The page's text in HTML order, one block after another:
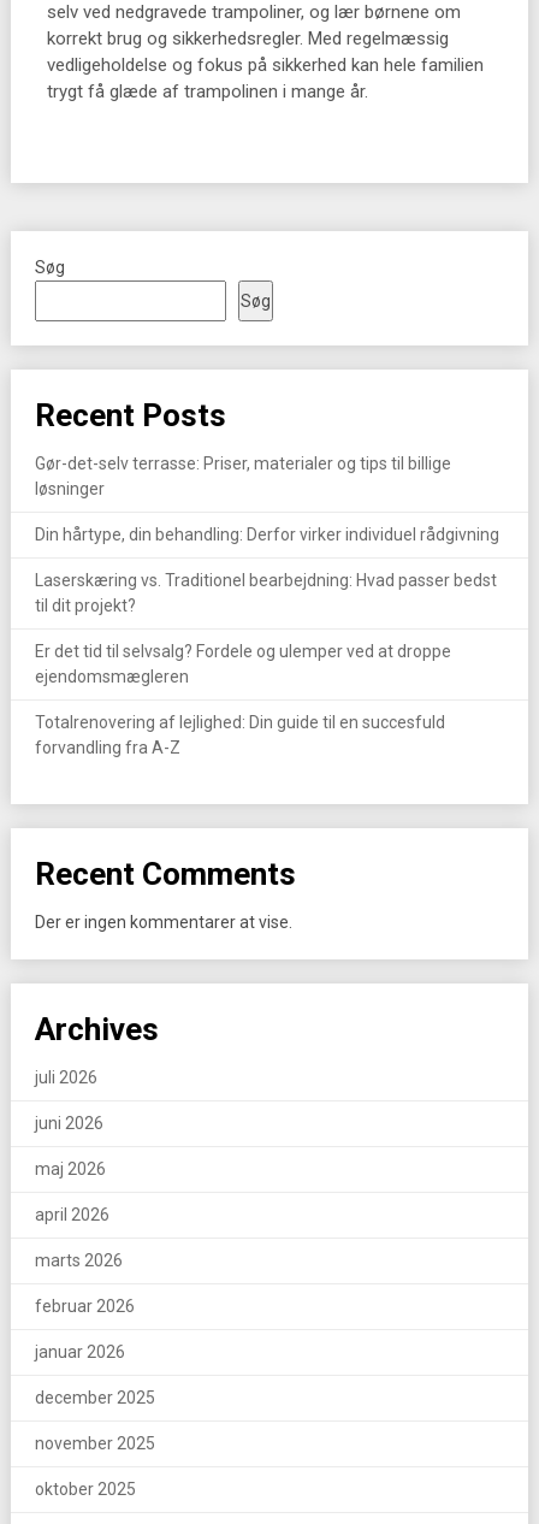
selv ved nedgravede trampoliner, og lær børnene om
korrekt brug og sikkerhedsregler. Med regelmæssig
vedligeholdelse og fokus på sikkerhed kan hele familien
trygt få glæde af trampolinen i mange år.
Søg
Søg
Recent Posts
Gør-det-selv terrasse: Priser, materialer og tips til billige
løsninger
Din hårtype, din behandling: Derfor virker individuel rådgivning
Laserskæring vs. Traditionel bearbejdning: Hvad passer bedst
til dit projekt?
Er det tid til selvsalg? Fordele og ulemper ved at droppe
ejendomsmægleren
Totalrenovering af lejlighed: Din guide til en succesfuld
forvandling fra A-Z
Recent Comments
Der er ingen kommentarer at vise.
Archives
juli 2026
juni 2026
maj 2026
april 2026
marts 2026
februar 2026
januar 2026
december 2025
november 2025
oktober 2025